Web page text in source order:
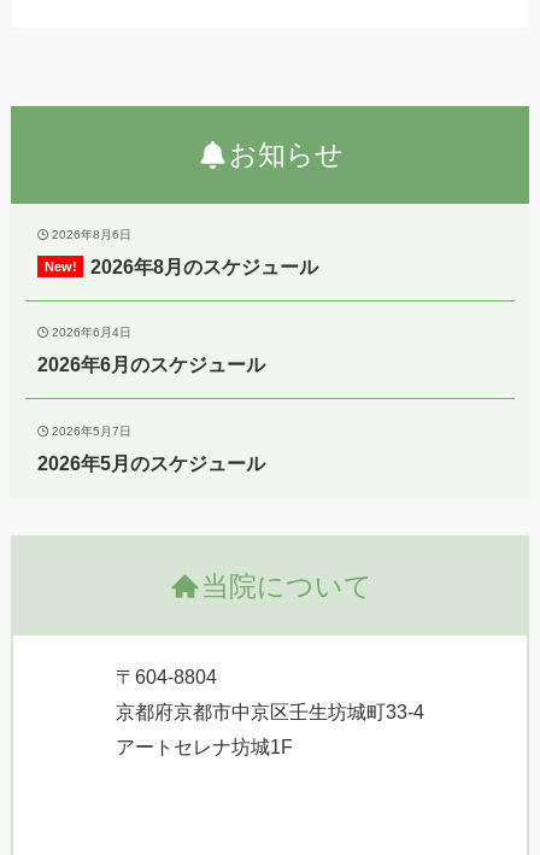
お知らせ
2026年8月6日
2026年8月のスケジュール
2026年6月4日
2026年6月のスケジュール
2026年5月7日
2026年5月のスケジュール
当院について
〒604-8804
京都府京都市中京区壬生坊城町33-4
アートセレナ坊城1F